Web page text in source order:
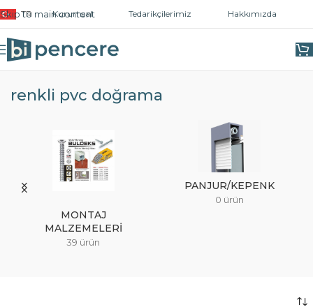
Skip to main content
TR Kurumsal Tedarikçilerimiz Hakkımızda
Ana Sayfa
renkli pvc doğrama
MONTAJ
MALZEMELERI
39 ürün
PANJUR/KEPENK
0 ürün